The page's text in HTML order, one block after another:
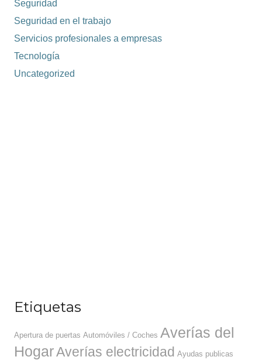
Seguridad
Seguridad en el trabajo
Servicios profesionales a empresas
Tecnología
Uncategorized
Etiquetas
Apertura de puertas Automóviles / Coches Averías del
HogarAverías electricidad Ayudas publicas